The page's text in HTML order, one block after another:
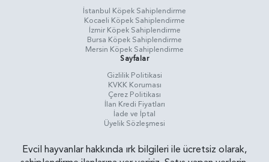
İstanbul Köpek Sahiplendirme
Kocaeli Köpek Sahiplendirme
İzmir Köpek Sahiplendirme
Bursa Köpek Sahiplendirme
Mersin Köpek Sahiplendirme
Sayfalar
Gizlilik Politikasi
KVKK Koruması
Çerez Politikası
İlan Kredi Fiyatları
İade ve İptal
Üyelik Sözleşmesi
Evcil hayvanlar hakkında ırk bilgileri ile ücretsiz olarak,